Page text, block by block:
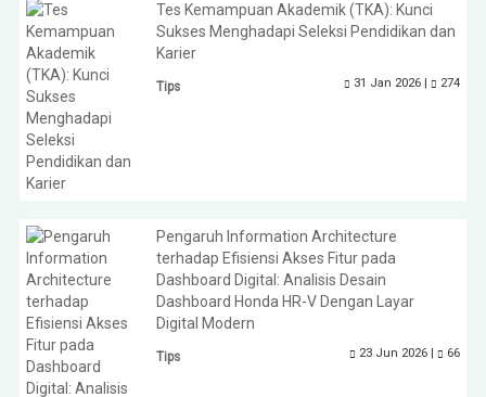
Tes Kemampuan Akademik (TKA): Kunci
Sukses Menghadapi Seleksi Pendidikan dan
Karier
Tips 31 Jan 2026 | 274
Pengaruh Information Architecture
terhadap Efisiensi Akses Fitur pada
Dashboard Digital: Analisis Desain
Dashboard Honda HR-V Dengan Layar
Digital Modern
Tips 23 Jun 2026 | 66